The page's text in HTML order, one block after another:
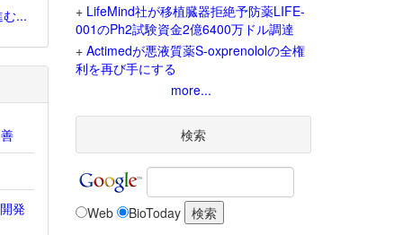
...
発
+ LifeMind社が移植臓器拒絶予防薬LIFE-
001のPh2試験資金2億6400万ドル調達
+ Actimedが悪液質薬S-oxprenololの全権
利を再び手にする
more...
検索
Web BioToday